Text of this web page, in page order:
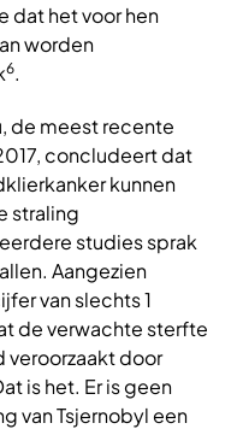
dat het voor hen
worden
6.
de meest recente
concludeert dat
kunnen
straling
studies sprak
Aangezien
van slechts 1
de verwachte sterfte
veroorzaakt door
is het. Er is geen
van Tsjernobyl een